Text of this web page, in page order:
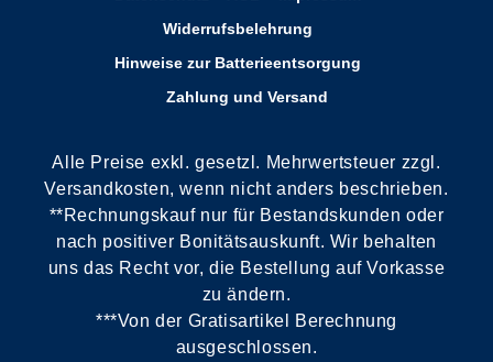
Widerrufsbelehrung
Hinweise zur Batterieentsorgung
Zahlung und Versand
Alle Preise exkl. gesetzl. Mehrwertsteuer zzgl.
Versandkosten, wenn nicht anders beschrieben.
**Rechnungskauf nur für Bestandskunden oder
nach positiver Bonitätsauskunft. Wir behalten
uns das Recht vor, die Bestellung auf Vorkasse
zu ändern.
***Von der Gratisartikel Berechnung
ausgeschlossen.